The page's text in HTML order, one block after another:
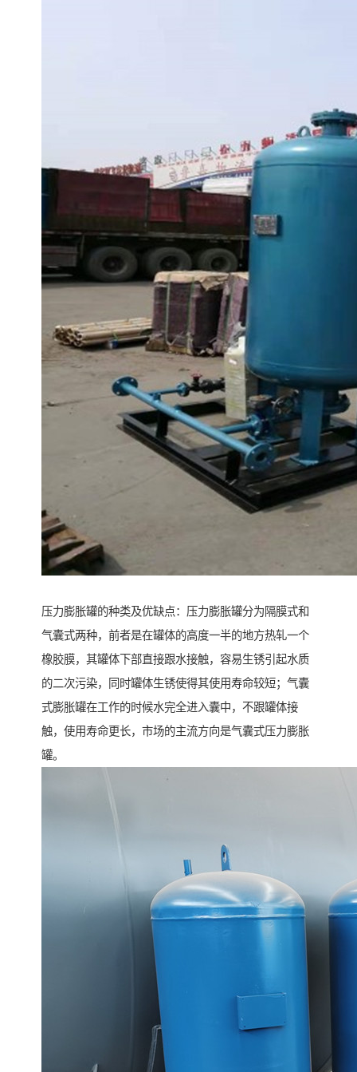
压力膨胀罐的种类及优缺点：压力膨胀罐分为隔膜式和
气囊式两种，前者是在罐体的高度一半的地方热轧一个
橡胶膜，其罐体下部直接跟水接触，容易生锈引起水质
的二次污染，同时罐体生锈使得其使用寿命较短；气囊
式膨胀罐在工作的时候水完全进入囊中，不跟罐体接
触，使用寿命更长，市场的主流方向是气囊式压力膨胀
罐。